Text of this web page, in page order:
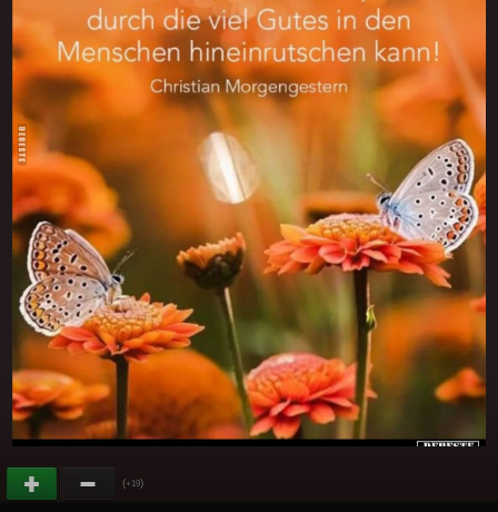
(+19)